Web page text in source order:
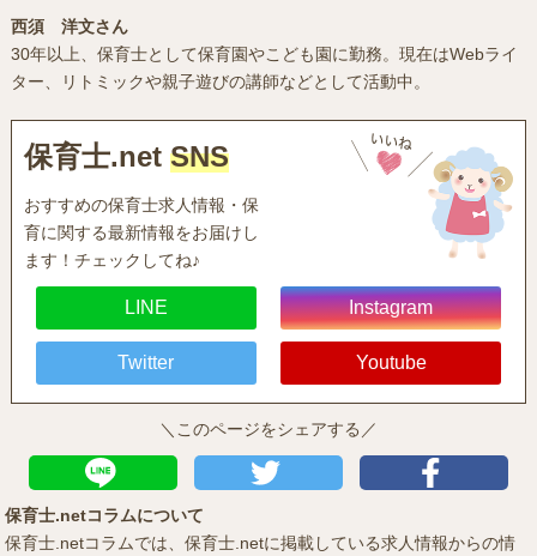
西須 洋文さん
30年以上、保育士として保育園やこども園に勤務。現在はWebライ
ター、リトミックや親子遊びの講師などとして活動中。
保育士.net SNS
おすすめの保育士求人情報・保
育に関する最新情報をお届けし
ます！チェックしてね♪
LINE Instagram
Twitter Youtube
＼このページをシェアする／
保育士.netコラムについて
保育士.netコラムでは、保育士.netに掲載している求人情報からの情